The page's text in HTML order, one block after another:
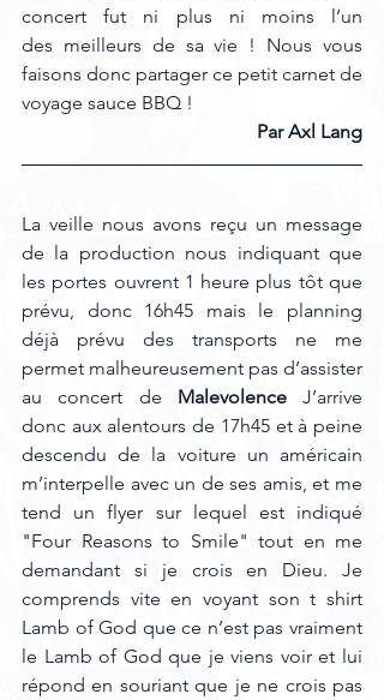
concert fut ni plus ni moins l’un
des meilleurs de sa vie ! Nous vous
faisons donc partager ce petit carnet de
voyage sauce BBQ !
Par Axl Lang
La veille nous avons reçu un message
de la production nous indiquant que
les portes ouvrent 1 heure plus tôt que
prévu, donc 16h45 mais le planning
déjà prévu des transports ne me
permet malheureusement pas d’assister
au concert de Malevolence J’arrive
donc aux alentours de 17h45 et à peine
descendu de la voiture un américain
m’interpelle avec un de ses amis, et me
tend un flyer sur lequel est indiqué
"Four Reasons to Smile" tout en me
demandant si je crois en Dieu. Je
comprends vite en voyant son t shirt
Lamb of God que ce n’est pas vraiment
le Lamb of God que je viens voir et lui
répond en souriant que je ne crois pas